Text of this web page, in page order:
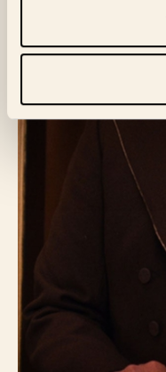
BIO FÅGEL BLÅ
Skeppargatan 60,
Allmänt:
Event:
ÖPPETTIDER
Biografen öppnar 30